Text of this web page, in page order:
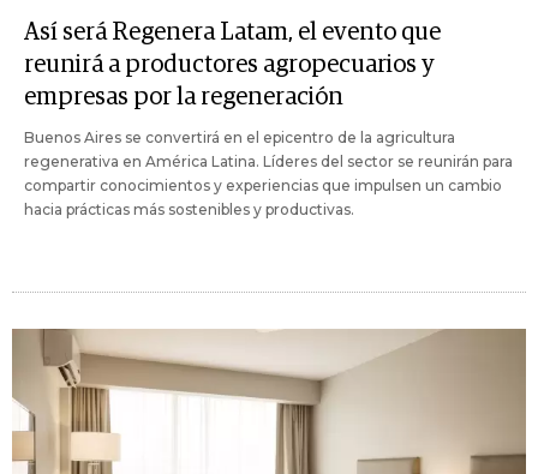
Así será Regenera Latam, el evento que
reunirá a productores agropecuarios y
empresas por la regeneración
Buenos Aires se convertirá en el epicentro de la agricultura
regenerativa en América Latina. Líderes del sector se reunirán para
compartir conocimientos y experiencias que impulsen un cambio
hacia prácticas más sostenibles y productivas.